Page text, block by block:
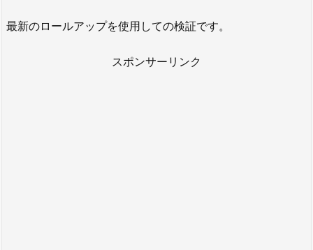
最新のロールアップを使用しての検証です。
スポンサーリンク